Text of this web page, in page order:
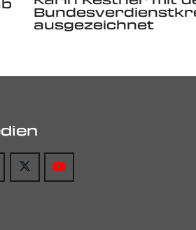
ausgezeichnet